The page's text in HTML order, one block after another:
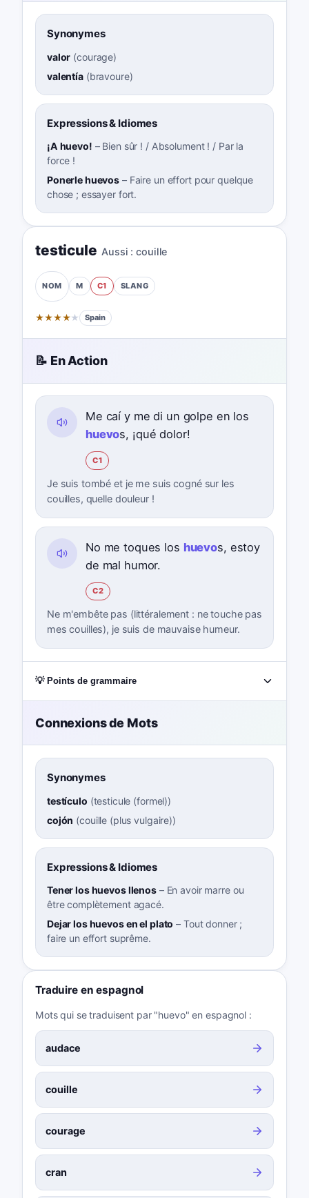
Synonymes
valor (courage)
valentía(bravoure)
Expressions & Idiomes
¡A huevo! – Bien sûr ! / Absolument ! / Par la
force !
Ponerle huevos – Faire un effort pour quelque
chose ; essayer fort.
testicule Aussi : couille
NOM M C1 SLANG
★★★★★ Spain
📝 En Action
Me caí y me di un golpe en los
huevos, ¡qué dolor!
C1
Je suis tombé et je me suis cogné sur les
couilles, quelle douleur !
No me toques los huevos, estoy
de mal humor.
C2
Ne m'embête pas (littéralement : ne touche pas
mes couilles), je suis de mauvaise humeur.
💡 Points de grammaire
Connexions de Mots
Synonymes
testículo (testicule (formel))
cojón (couille (plus vulgaire))
Expressions & Idiomes
Tener los huevos llenos– En avoir marre ou
être complètement agacé.
Dejar los huevos en el plato – Tout donner ;
faire un effort suprême.
Traduire en espagnol
Mots qui se traduisent par "huevo" en espagnol :
audace
couille
courage
cran